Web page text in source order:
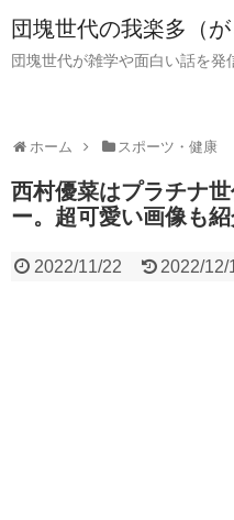
団塊世代の我楽多（
団塊世代が雑学や面白い話を発
ホーム スポーツ・健康
西村優菜はプラチナ
ー。超可愛い画像も紹
2022/11/22 2022/12/